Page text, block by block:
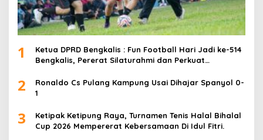
1
Ketua DPRD Bengkalis : Fun Football Hari Jadi ke-514
Bengkalis, Pererat Silaturahmi dan Perkuat
2
Ronaldo Cs Pulang Kampung Usai Dihajar Spanyol 0-
1
3
Ketipak Ketipung Raya, Turnamen Tenis Halal Bihalal
Cup 2026 Mempererat Kebersamaan Di Idul Fitri.